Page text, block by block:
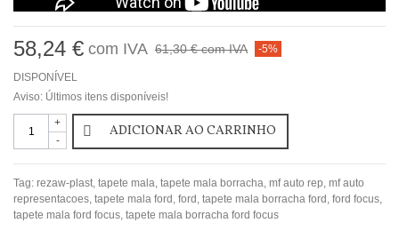
58,24 € com IVA 61,30 €com IVA -5%
DISPONÍVEL
Aviso: Últimos itens disponíveis!
-
+ ADICIONAR AO CARRINHO
Tag: rezaw-plast, tapete mala, tapete mala borracha, mf auto rep, mf auto
representacoes, tapete mala ford , ford , tapete mala borracha ford , ford focus,
tapete mala ford focus, tapete mala borracha ford focus